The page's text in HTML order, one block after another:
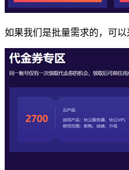
如果我们是批量需求的，可